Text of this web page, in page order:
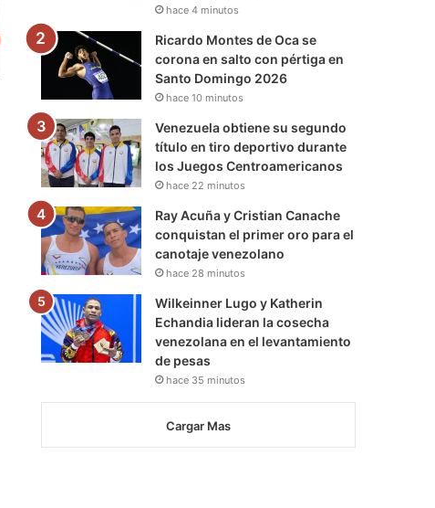
hace 4 minutos
Ricardo Montes de Oca se
corona en salto con pértiga en
Santo Domingo 2026
hace 10 minutos
Venezuela obtiene su segundo
título en tiro deportivo durante
los Juegos Centroamericanos
hace 22 minutos
Ray Acuña y Cristian Canache
conquistan el primer oro para el
canotaje venezolano
hace 28 minutos
Wilkeinner Lugo y Katherin
Echandia lideran la cosecha
venezolana en el levantamiento
de pesas
hace 35 minutos
Cargar Mas